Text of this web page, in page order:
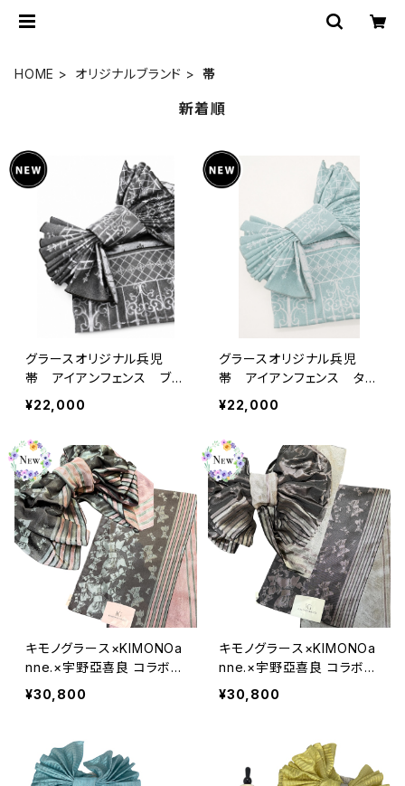
HOME オリジナルブランド 帯
新着順
グラースオリジナル兵児
帯 アイアンフェンス ブラ
ック×ホワイト ポリエステ
ル100％
¥22,000
グラースオリジナル兵児
帯 アイアンフェンス ター
コイズ×プラチナ ポリエス
テル100％
¥22,000
キモノグラース×KIMONOa
nne.×宇野亞喜良 コラボ兵
児帯 KIMONOanne.vol7
掲載 Ribbon and Girl グ
¥30,800
キモノグラース×KIMONOa
nne.×宇野亞喜良 コラボ兵
児帯 KIMONOanne.vol7
掲載 Ribbon and Girl パ
¥30,800